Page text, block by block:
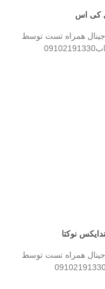
همراه تست توسط
همراه تست توسط